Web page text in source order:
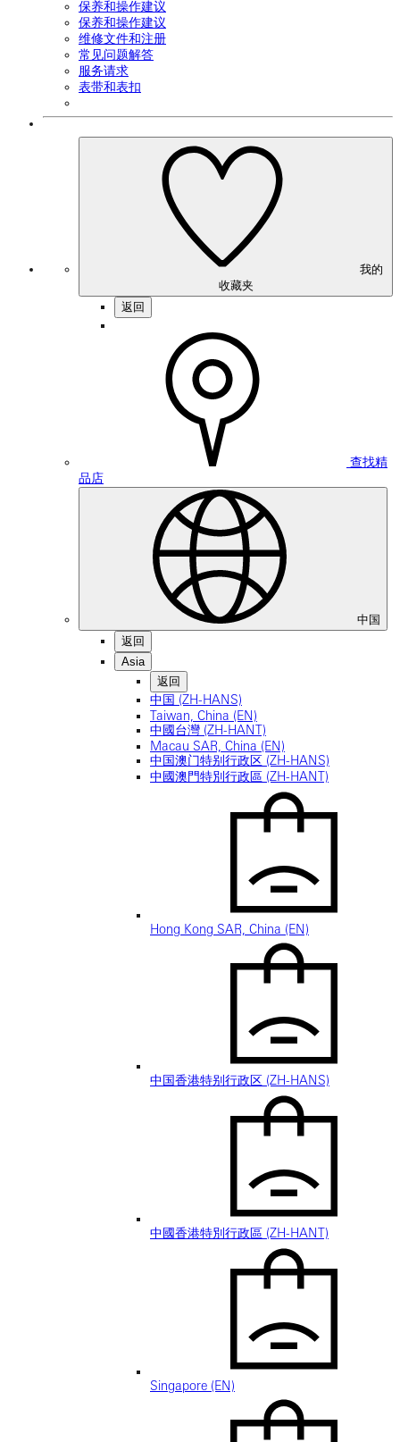
保养和操作建议
保养和操作建议
维修文件和注册
常见问题解答
服务请求
表带和表扣
收藏夹
返回
查找精
品店
中国
返回
Asia
返回
中国 (ZH-HANS)
Taiwan, China (EN)
中國台灣 (ZH-HANT)
Macau SAR, China (EN)
中国澳门特别行政区 (ZH-HANS)
中國澳門特別行政區 (ZH-HANT)
Hong Kong SAR, China (EN)
中国香港特别行政区 (ZH-HANS)
中國香港特別行政區 (ZH-HANT)
Singapore (EN)